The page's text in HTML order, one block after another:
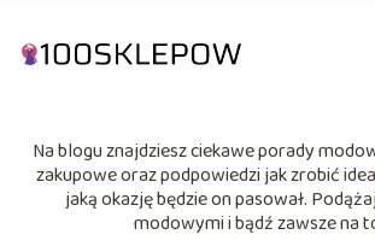
Na blogu znajdziesz ciekawe porady
zakupowe oraz podpowiedzi jak zrobić
jaką okazję będzie on pasował.
modowymi i bądź zawsze na